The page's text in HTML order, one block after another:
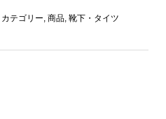
カテゴリー, 商品, 靴下・タイツ